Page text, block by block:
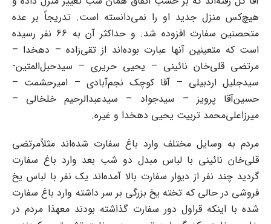
هیچ‌کس منزل جدید او را نمی‌دانسته است.‌ تدریجاً بر عده
متحصنین سفارت افزوده شد. و حداکثر آن به 66 نفر رسیده
است که متعینین آنها عبارت ‌بوده‌اند از تقی‌زاده – دهخدا –
مرتضی قلی‌خان نائینی – یحیی حریری – سیدحبل‌المتین-
سیدجلیل ‌اردبیلی – آقا کوچک نجم‌آبادی – امیرحشمت –
حسین‌آقا پرویز – سیدجواد – سیدعبدالرحیم خلخالی –
‌میرزاعلی‌محمد تربیت یحیی دهخدا و غیره.‌
مردم به وسایل مختلف وارد باغ سفارت شده‌اند مثلاً‌مرتضی
قلی‌خان نائینی با لباس مبدل دو شب بعد ‌وارد باغ سفارت
گردید چند نفر از دیوار سفارت بالا آمده‌اند یک نفر با لباس یخ
فروشی در حالی که تخته ‌یخ بزرگی بر سر داشته وارد باغ سفارت
شده با اینکه قراول دور سفارت گذاشته بودند معهذا مردم در